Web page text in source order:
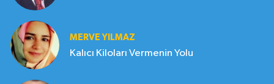
MERVE YILMAZ
Kalıcı Kiloları Vermenin Yolu